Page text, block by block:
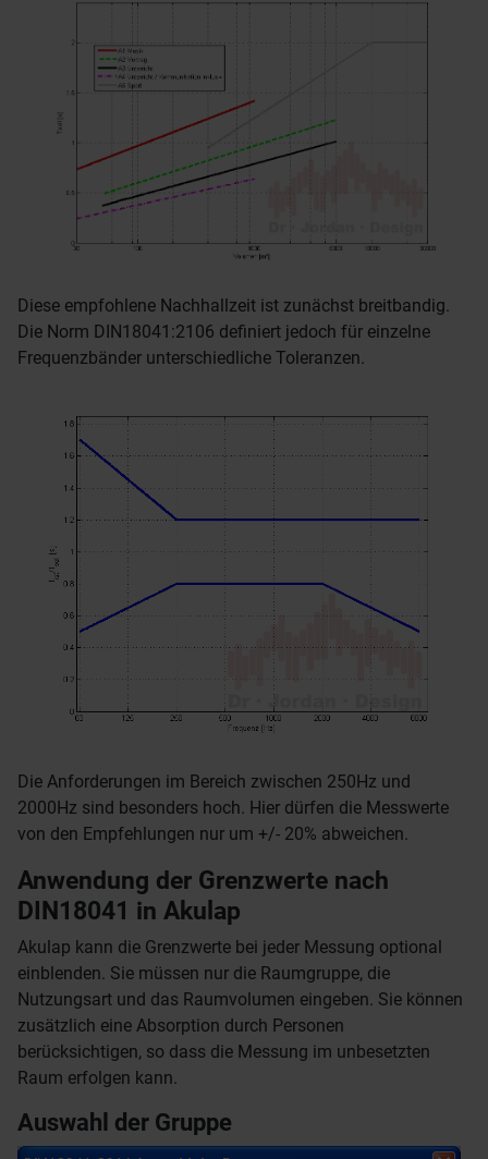
Diese empfohlene Nachhallzeit ist zunächst breitbandig.
Die Norm DIN18041:2106 definiert jedoch für einzelne
Frequenzbänder unterschiedliche Toleranzen.
Die Anforderungen im Bereich zwischen 250Hz und
2000Hz sind besonders hoch. Hier dürfen die Messwerte
von den Empfehlungen nur um +/- 20% abweichen.
Anwendung der Grenzwerte nach
DIN18041 in Akulap
Akulap kann die Grenzwerte bei jeder Messung optional
einblenden. Sie müssen nur die Raumgruppe, die
Nutzungsart und das Raumvolumen eingeben. Sie können
zusätzlich eine Absorption durch Personen
berücksichtigen, so dass die Messung im unbesetzten
Raum erfolgen kann.
Auswahl der Gruppe